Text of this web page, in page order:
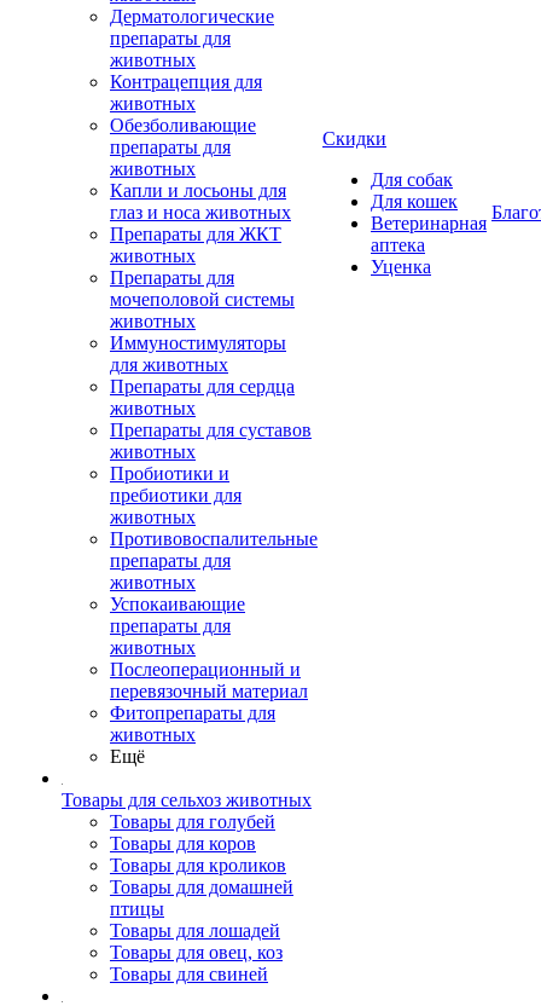
Дерматологические
препараты для
животных
Контрацепция для
животных
Обезболивающие
препараты для
животных
Капли и лосьоны для
глаз и носа животных
Препараты для ЖКТ
животных
Препараты для
мочеполовой системы
животных
Иммуностимуляторы
для животных
Препараты для сердца
животных
Препараты для суставов
животных
Пробиотики и
пребиотики для
животных
Противовоспалительные
препараты для
животных
Успокаивающие
препараты для
животных
Послеоперационный и
перевязочный материал
Фитопрепараты для
животных
Ещё
Товары для сельхоз животных
Товары для голубей
Товары для коров
Товары для кроликов
Товары для домашней
птицы
Товары для лошадей
Товары для овец, коз
Товары для свиней
Скидки
Для собак
Для кошек
Ветеринарная
аптека
Уценка